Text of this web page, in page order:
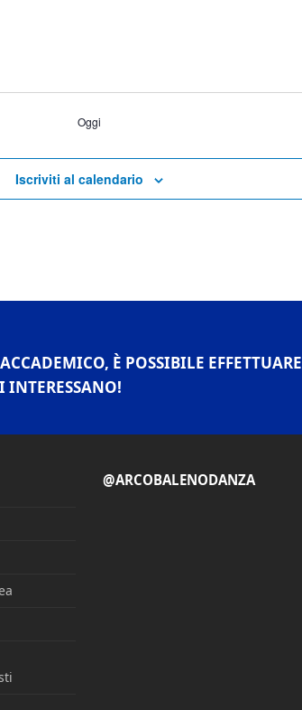
Oggi
Iscriviti al calendario
È POSSIBILE EFFETTUARE
INTERESSANO!
@ARCOBALENODANZA